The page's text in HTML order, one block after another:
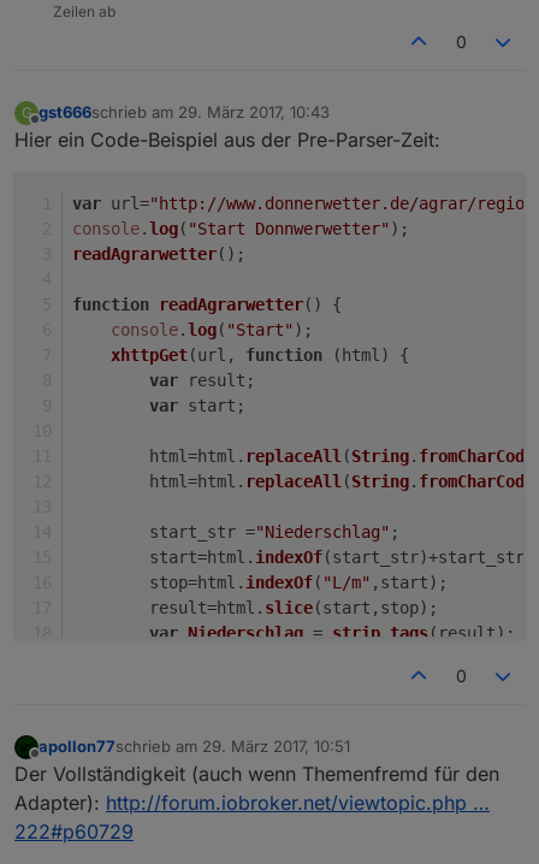
Zeilen ab
0
G
Offline
gst666schrieb am 29. März 2017, 10:43
zuletzt editiert von
Hier ein Code-Beispiel aus der Pre-Parser-Zeit:
var url="http://www.donnerwetter.de/agrar/
console.log( "Start Donnwerwetter" );
readAgrarwetter();
function readAgrarwetter( ) {
console.log( "Start" );
xhttpGet(url, function ( html ) {
var result;
var start;
        html=html.
replaceAll (String. fromCharCode
        html=html.
replaceAll (String. fromCharCode
        start_str =
"Niederschlag" ;
        start=html.
indexOf(start_str)+start_str.
        stop=html.
indexOf( "L/m" ,start);
        result=html.
slice(start,stop);
var Niederschlag = strip_tags(result);
slice
var
Verdunstung = strip_tags(result);
0
Offline
apollon77schrieb am 29. März 2017, 10:51
zuletzt editiert von
Der Vollständigkeit (auch wenn Themenfremd für den
Adapter): http://forum.iobroker.net/viewtopic.php …
222#p60729